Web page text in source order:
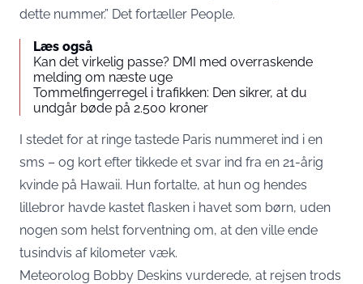
dette nummer.” Det fortæller People.
Læs også
Kan det virkelig passe? DMI med overraskende
melding om næste uge
Tommelfingerregel i trafikken: Den sikrer, at du
undgår bøde på 2.500 kroner
I stedet for at ringe tastede Paris nummeret ind i en
sms – og kort efter tikkede et svar ind fra en 21-årig
kvinde på Hawaii. Hun fortalte, at hun og hendes
lillebror havde kastet flasken i havet som børn, uden
nogen som helst forventning om, at den ville ende
tusindvis af kilometer væk.
Meteorolog Bobby Deskins vurderede, at rejsen trods